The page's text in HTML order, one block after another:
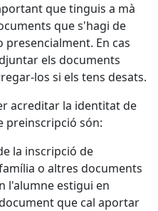
que tinguis a mà
que s'hagi de
En cas
els documents
los si els tens desats.
acreditar la identitat de
preinscripció són:
la inscripció de
o altres documents
l'alumne estigui en
que cal aportar